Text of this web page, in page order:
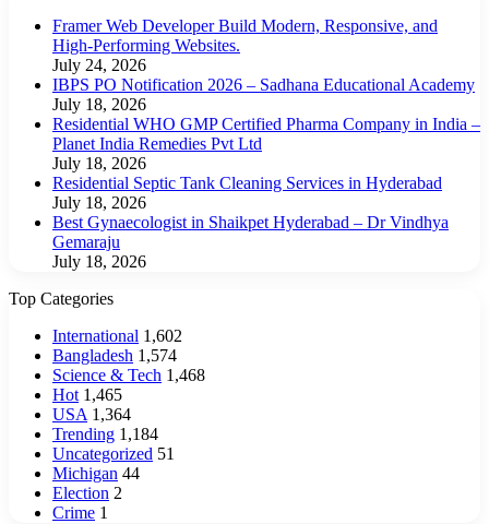
Framer Web Developer Build Modern, Responsive, and
High-Performing Websites.
July 24, 2026
IBPS PO Notification 2026 – Sadhana Educational Academy
July 18, 2026
Residential WHO GMP Certified Pharma Company in India –
Planet India Remedies Pvt Ltd
July 18, 2026
Residential Septic Tank Cleaning Services in Hyderabad
July 18, 2026
Best Gynaecologist in Shaikpet Hyderabad – Dr Vindhya
Gemaraju
July 18, 2026
Top Categories
International 1,602
Bangladesh 1,574
Science & Tech 1,468
Hot 1,465
USA 1,364
Trending 1,184
Uncategorized 51
Michigan 44
Election 2
Crime 1